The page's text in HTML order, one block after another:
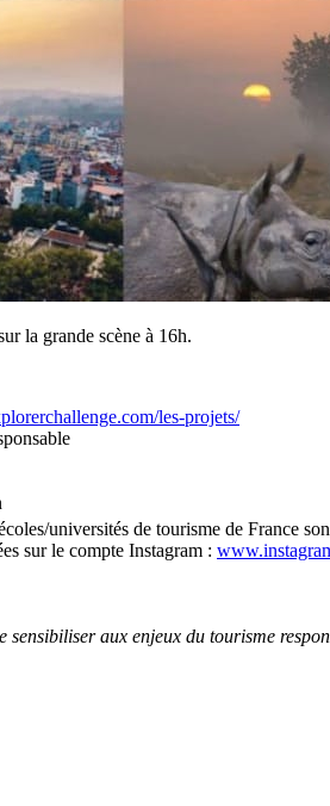
la grande scène à 16h.
les-projets/
universités de tourisme de France
sur le compte Instagram :
aux enjeux du tourisme